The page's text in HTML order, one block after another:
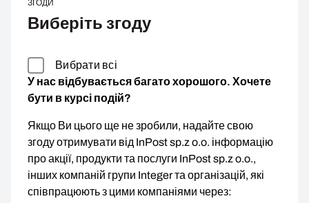
ЗГОДИ
Виберіть згоду
Вибрати всі
У нас відбувається багато хорошого. Хочете
бути в курсі подій?
Якщо Ви цього ще не зробили, надайте свою
згоду отримувати від InPost sp.z o.o. інформацію
про акції, продукти та послуги InPost sp.z o.o.,
інших компаній групи Integer та організацій, які
співпрацюють з цими компаніями через: